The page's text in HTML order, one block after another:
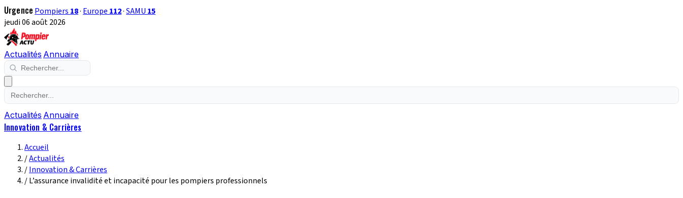
Urgence Pompiers 18· Europe 112·SAMU 15
jeudi 06 août 2026
Actualités Annuaire
Actualités Annuaire
Innovation & Carrières
Accueil
/Actualités
/Innovation & Carrières
/L’assurance invalidité et incapacité pour les pompiers professionnels